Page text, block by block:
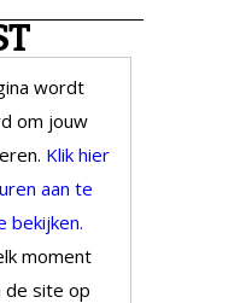
wordt
om jouw
Klik hier
aan te
bekijken.
moment
de site op